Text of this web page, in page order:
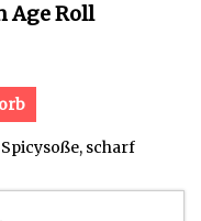
Age Roll
scharf